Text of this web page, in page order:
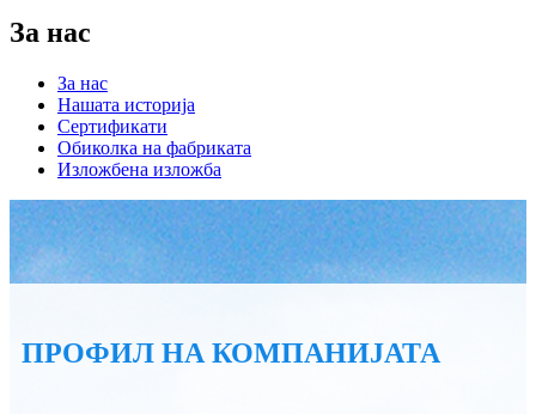
За нас
За нас
Нашата историја
Сертификати
Обиколка на фабриката
Изложбена изложба
ПРОФИЛ НА КОМПАНИЈАТА